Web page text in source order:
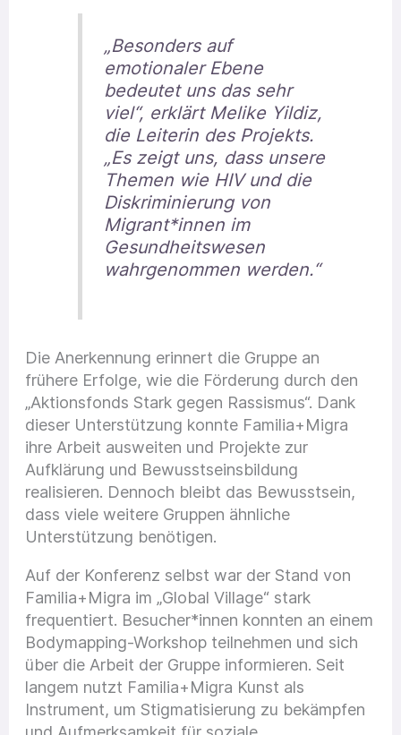
„Besonders auf
emotionaler Ebene
bedeutet uns das sehr
viel“, erklärt Melike Yildiz,
die Leiterin des Projekts.
„Es zeigt uns, dass unsere
Themen wie HIV und die
Diskriminierung von
Migrant*innen im
Gesundheitswesen
wahrgenommen werden.“
Die Anerkennung erinnert die Gruppe an
frühere Erfolge, wie die Förderung durch den
„Aktionsfonds Stark gegen Rassismus“. Dank
dieser Unterstützung konnte Familia+Migra
ihre Arbeit ausweiten und Projekte zur
Aufklärung und Bewusstseinsbildung
realisieren. Dennoch bleibt das Bewusstsein,
dass viele weitere Gruppen ähnliche
Unterstützung benötigen.
Auf der Konferenz selbst war der Stand von
Familia+Migra im „Global Village“ stark
frequentiert. Besucher*innen konnten an einem
Bodymapping-Workshop teilnehmen und sich
über die Arbeit der Gruppe informieren. Seit
langem nutzt Familia+Migra Kunst als
Instrument, um Stigmatisierung zu bekämpfen